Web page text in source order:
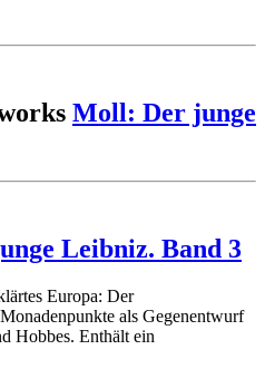
Moll: Der junge
Leibniz. Band 3
Europa: Der
als Gegenentwurf
Hobbes. Enthält ein